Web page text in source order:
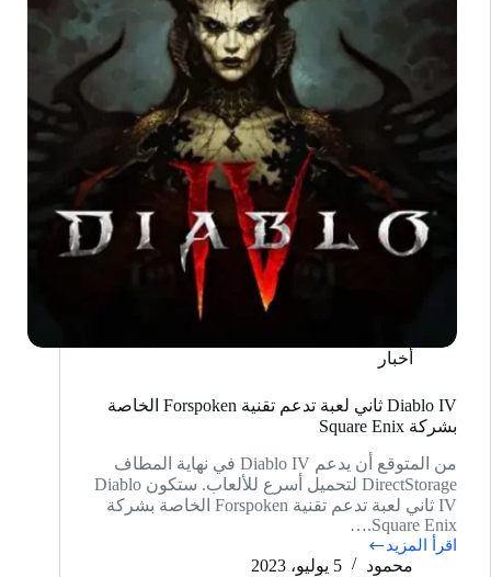
أخبار
Diablo IV ثاني لعبة تدعم تقنية Forspoken الخاصة
بشركة Square Enix
من المتوقع أن يدعم Diablo IV في نهاية المطاف
DirectStorage لتحميل أسرع للألعاب. ستكون Diablo
IV ثاني لعبة تدعم تقنية Forspoken الخاصة بشركة
Square Enix.…
اقرأ المزيد
Diablo
محمود 5 يوليو، 2023